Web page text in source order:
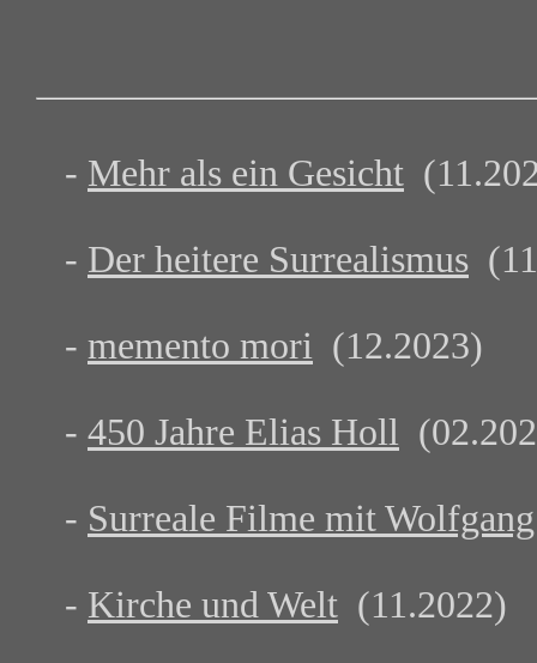
- Mehr als ein Gesicht
- Der heitere Surrealismus
- memento mori (12.2023)
- 450 Jahre Elias Holl
- Surreale Filme mit
- Kirche und Welt (11.2022)